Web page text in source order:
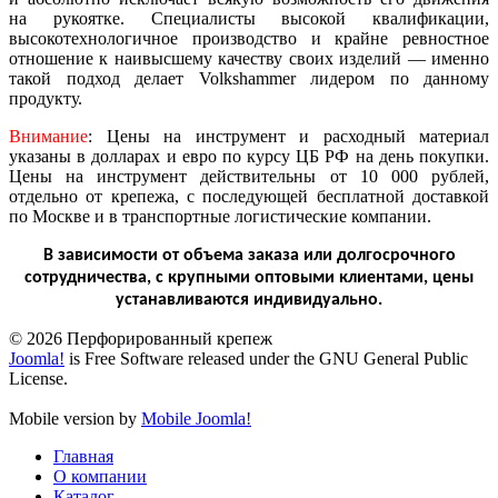
на рукоятке. Специалисты высокой квалификации,
высокотехнологичное производство и крайне ревностное
отношение к наивысшему качеству своих изделий — именно
такой подход делает Volkshammer лидером по данному
продукту.
Внимание: Цены на инструмент и расходный материал
указаны в долларах и евро по курсу ЦБ РФ на день покупки.
Цены на инструмент действительны от 10 000 рублей,
отдельно от крепежа, с последующей бесплатной доставкой
по Москве и в транспортные логистические компании.
В зависимости от объема заказа или долгосрочного
сотрудничества, с крупными оптовыми клиентами, цены
устанавливаются индивидуально.
© 2026 Перфорированный крепеж
Joomla! is Free Software released under the GNU General Public
License.
Mobile version by Mobile Joomla!
Главная
О компании